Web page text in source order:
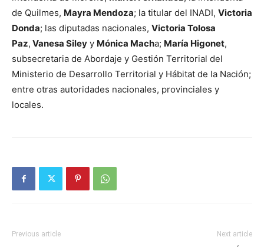
de Quilmes, Mayra Mendoza; la titular del INADI, Victoria
Donda; las diputadas nacionales, Victoria Tolosa
Paz, Vanesa Siley y Mónica Macha; María Higonet,
subsecretaria de Abordaje y Gestión Territorial del
Ministerio de Desarrollo Territorial y Hábitat de la Nación;
entre otras autoridades nacionales, provinciales y
locales.
Previous article Next article